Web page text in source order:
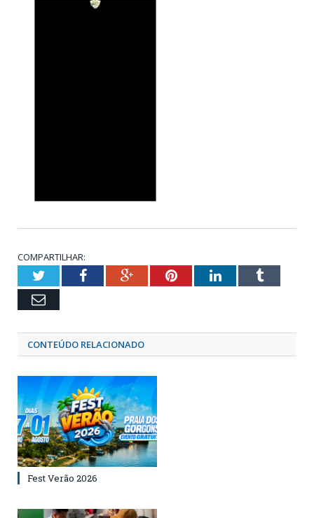
COMPARTILHAR:
TwitterFacebookGoogle+PinterestLinkedInTumblr
Email
CONTEÚDO RELACIONADO
Fest Verão 2026